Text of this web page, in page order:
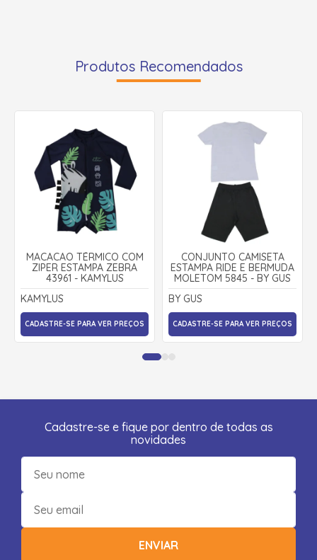
Produtos Recomendados
MACACÃO TÉRMICO COM
ZIPER ESTAMPA ZEBRA
43961 - KAMYLUS
KAMYLUS
CADASTRE-SE PARA VER PREÇOS
CONJUNTO CAMISETA
ESTAMPA RIDE E BERMUDA
MOLETOM 5845 - BY GUS
BY GUS
CADASTRE-SE PARA VER PREÇOS
Cadastre-se e fique por dentro de todas as
novidades
ENVIAR